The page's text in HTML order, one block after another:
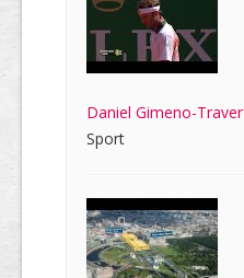
Daniel Gimeno-Traver
Sport